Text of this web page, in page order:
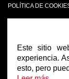
POLÍTICA DE
FACEBOOK
INSTAGRAM
Este sitio
experiencia.
esto, pero